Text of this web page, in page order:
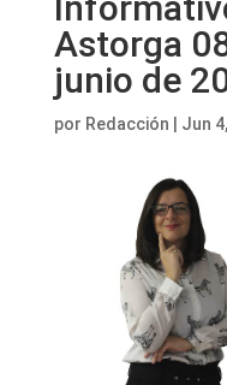
Astorga
junio de
por Redacción Jun